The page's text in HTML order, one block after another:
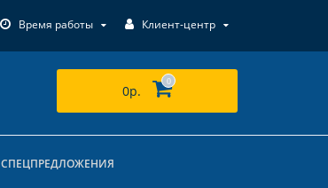
Время работы Клиент-центр
0р.
0
СПЕЦПРЕДЛОЖЕНИЯ